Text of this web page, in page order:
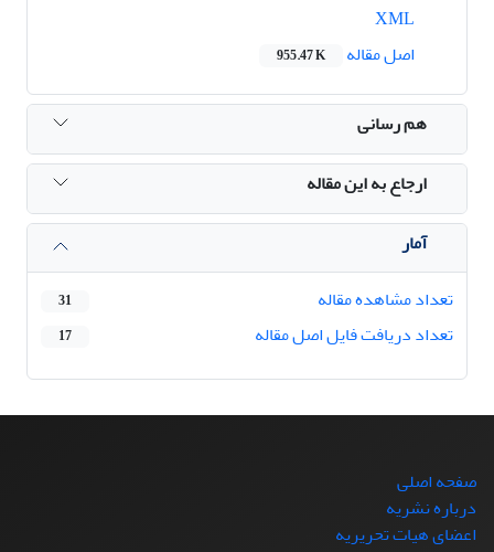
اصل مقاله
955.47 K
هم رسانی
ارجاع به این مقاله
آمار
تعداد مشاهده مقاله
31
تعداد دریافت فایل اصل مقاله 17
صفحه اصلی
درباره نشریه
اعضای هیات تحریریه